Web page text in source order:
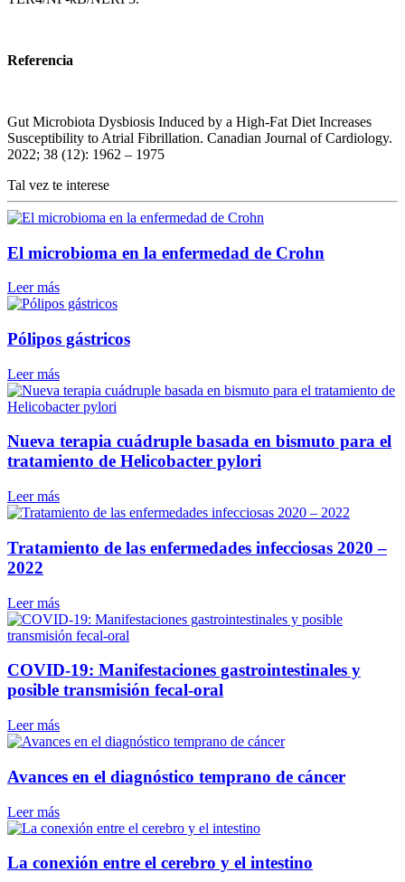
Referencia
Gut Microbiota Dysbiosis Induced by a High-Fat Diet Increases
Susceptibility to Atrial Fibrillation. Canadian Journal of Cardiology.
2022; 38 (12): 1962 – 1975
Tal vez te interese
El microbioma en la enfermedad de Crohn
Leer más
Pólipos gástricos
Leer más
Nueva terapia cuádruple basada en bismuto para el
tratamiento de Helicobacter pylori
Leer más
Tratamiento de las enfermedades infecciosas 2020 –
2022
Leer más
COVID-19: Manifestaciones gastrointestinales y
posible transmisión fecal-oral
Leer más
Avances en el diagnóstico temprano de cáncer
Leer más
La conexión entre el cerebro y el intestino